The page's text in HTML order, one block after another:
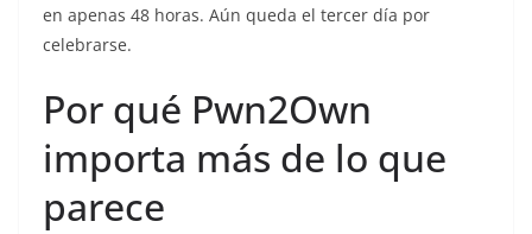
en apenas 48 horas. Aún queda el tercer día por
celebrarse.
Por qué Pwn2Own
importa más de lo que
parece